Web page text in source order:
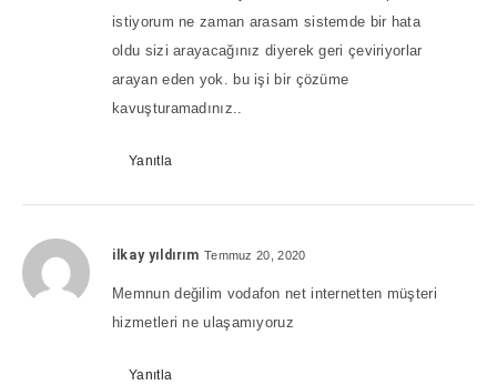
istiyorum ne zaman arasam sistemde bir hata
oldu sizi arayacağınız diyerek geri çeviriyorlar
arayan eden yok. bu işi bir çözüme
kavuşturamadınız..
Yanıtla
ilkay yıldırım Temmuz 20, 2020
Memnun değilim vodafon net internetten müşteri
hizmetleri ne ulaşamıyoruz
Yanıtla